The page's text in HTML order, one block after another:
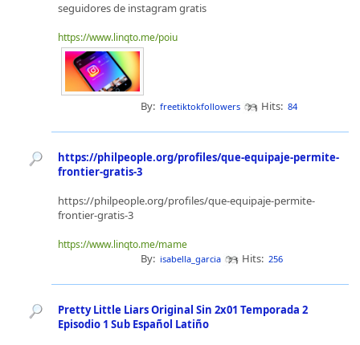
seguidores de instagram gratis
https://www.linqto.me/poiu
By: freetiktokfollowers Hits: 84
https://philpeople.org/profiles/que-equipaje-permite-
frontier-gratis-3
https://philpeople.org/profiles/que-equipaje-permite-
frontier-gratis-3
https://www.linqto.me/mame
By: isabella_garcia Hits: 256
Pretty Little Liars Original Sin 2x01 Temporada 2
Episodio 1 Sub Español Latiño